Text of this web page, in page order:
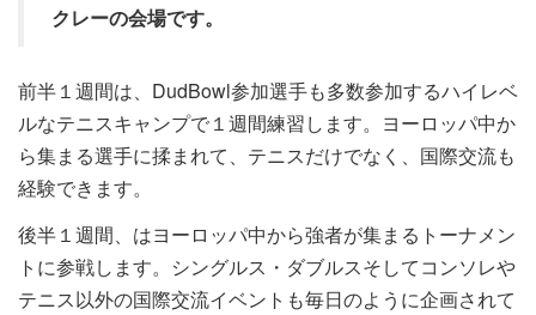
クレーの会場です。
前半１週間は、DudBowl参加選手も多数参加するハイレベ
ルなテニスキャンプで１週間練習します。ヨーロッパ中か
ら集まる選手に揉まれて、テニスだけでなく、国際交流も
経験できます。
後半１週間、はヨーロッパ中から強者が集まるトーナメン
トに参戦します。シングルス・ダブルスそしてコンソレや
テニス以外の国際交流イベントも毎日のように企画されて